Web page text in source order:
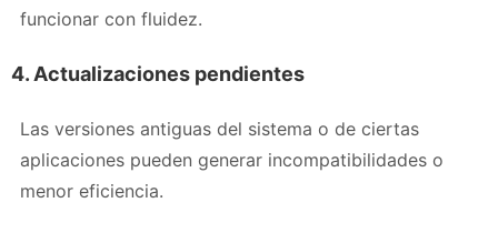
funcionar con fluidez.
4. Actualizaciones pendientes
Las versiones antiguas del sistema o de ciertas
aplicaciones pueden generar incompatibilidades o
menor eficiencia.